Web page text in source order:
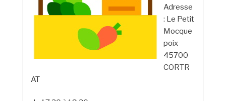
Adresse
: Le Petit
Mocque
poix
45700
CORTR
AT